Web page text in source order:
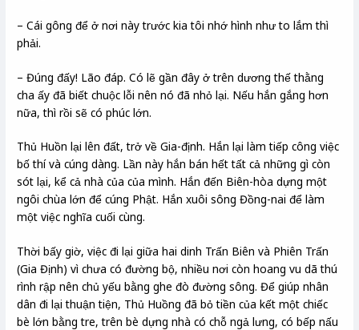
– Cái gông để ở nơi này trước kia tôi nhớ hình như to lắm thì
phải.
– Đúng đấy! Lão đáp. Có lẽ gần đây ở trên dương thế thằng
cha ấy đã biết chuộc lỗi nên nó đã nhỏ lại. Nếu hắn gắng hơn
nữa, thì rồi sẽ có phúc lớn.
Thủ Huồn lại lên đất, trở về Gia-định. Hắn lại làm tiếp công việc
bố thí và cúng dàng. Lần này hắn bán hết tất cả những gì còn
sót lại, kể cả nhà của của mình. Hắn đến Biên-hòa dựng một
ngôi chùa lớn để cúng Phật. Hắn xuôi sông Đồng-nai để làm
một việc nghĩa cuối cùng.
Thời bấy giờ, việc đi lại giữa hai dinh Trấn Biên và Phiên Trấn
(Gia Định) vì chưa có đường bộ, nhiều nơi còn hoang vu dã thú
rình rập nên chủ yếu bằng ghe đò đường sông. Để giúp nhân
dân đi lại thuận tiện, Thủ Huồng đã bỏ tiền của kết một chiếc
bè lớn bằng tre, trên bè dựng nhà có chỗ ngả lưng, có bếp nấu